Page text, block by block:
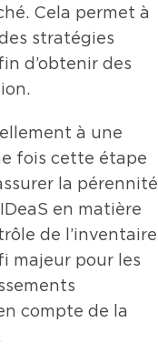
Cela permet à
stratégies
d’obtenir des
à une
fois cette étape
la pérennité
en matière
de l’inventaire
majeur pour les
compte de la